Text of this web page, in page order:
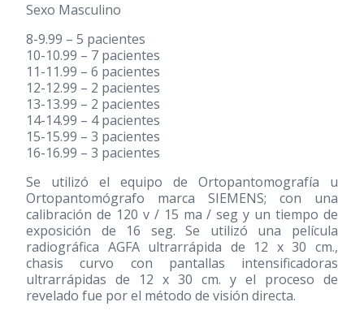
Sexo Masculino
8-9.99 – 5 pacientes
10-10.99 – 7 pacientes
11-11.99 – 6 pacientes
12-12.99 – 2 pacientes
13-13.99 – 2 pacientes
14-14.99 – 4 pacientes
15-15.99 – 3 pacientes
16-16.99 – 3 pacientes
Se utilizó el equipo de Ortopantomografía u
Ortopantomógrafo marca SIEMENS; con una
calibración de 120 v / 15 ma / seg y un tiempo de
exposición de 16 seg. Se utilizó una película
radiográfica AGFA ultrarrápida de 12 x 30 cm.,
chasis curvo con pantallas intensificadoras
ultrarrápidas de 12 x 30 cm. y el proceso de
revelado fue por el método de visión directa.